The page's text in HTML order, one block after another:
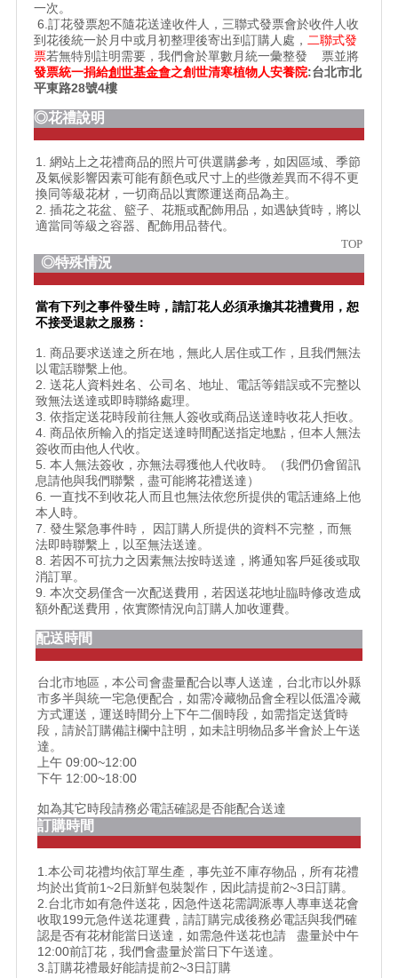
一次。
6.訂花發票恕不隨花送達收件人，三聯式發票會於收件人收
到花後統一於月中或月初整理後寄出到訂購人處， 二聯式發
票若無特別註明需要，我們會於單數月統一彙整發 票並將
發票統一捐給創世基金會之創世清寒植物人安養院:台北市北
平東路28號4樓
◎花禮說明
1. 網站上之花禮商品的照片可供選購參考，如因區域、季節
及氣候影響因素可能有顏色或尺寸上的些微差異而不得不更
換同等級花材，一切商品以實際運送商品為主。
2. 插花之花盆、籃子、花瓶或配飾用品，如遇缺貨時，將以
適當同等級之容器、配飾用品替代。
TOP
◎特殊情況
當有下列之事件發生時，請訂花人必須承擔其花禮費用，恕
不接受退款之服務：
1. 商品要求送達之所在地，無此人居住或工作，且我們無法
以電話聯繫上他。
2. 送花人資料姓名、公司名、地址、電話等錯誤或不完整以
致無法送達或即時聯絡處理。
3. 依指定送花時段前往無人簽收或商品送達時收花人拒收。
4. 商品依所輸入的指定送達時間配送指定地點，但本人無法
簽收而由他人代收。
5. 本人無法簽收，亦無法尋獲他人代收時。（我們仍會留訊
息請他與我們聯繫，盡可能將花禮送達）
6. 一直找不到收花人而且也無法依您所提供的電話連絡上他
本人時。
7. 發生緊急事件時， 因訂購人所提供的資料不完整，而無
法即時聯繫上，以至無法送達。
8. 若因不可抗力之因素無法按時送達，將通知客戶延後或取
消訂單。
9. 本次交易僅含一次配送費用，若因送花地址臨時修改造成
額外配送費用，依實際情況向訂購人加收運費。
配送時間
台北市地區，本公司會盡量配合以專人送達，台北市以外縣
市多半與統一宅急便配合，如需冷藏物品會全程以低溫冷藏
方式運送，運送時間分上下午二個時段，如需指定送貨時
段，請於訂購備註欄中註明，如未註明物品多半會於上午送
達。
上午 09:00~12:00
下午 12:00~18:00
如為其它時段請務必電話確認是否能配合送達
訂購時間
1.本公司花禮均依訂單生產，事先並不庫存物品，所有花禮
均於出貨前1~2日新鮮包裝製作，因此請提前2~3日訂購。
2.台北市如有急件送花，因急件送花需調派專人專車送花會
收取199元急件送花運費，請訂購完成後務必電話與我們確
認是否有花材能當日送達，如需急件送花也請 盡量於中午
12:00前訂花，我們會盡量於當日下午送達。
3.訂購花禮最好能請提前2~3日訂購